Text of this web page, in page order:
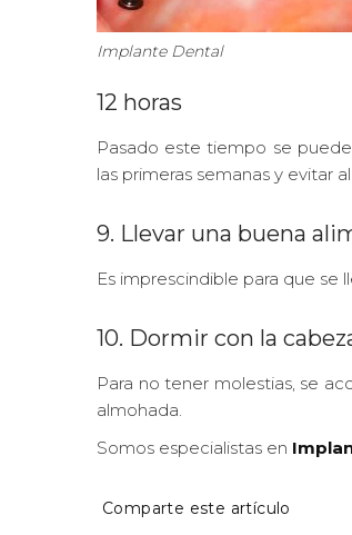
Implante Dental
12 horas
Pasado este tiempo se
las primeras semanas y evitar
9. Llevar una buena
Es imprescindible para que se
10. Dormir con la
Para no tener molestias, se
almohada.
Somos especialistas en
Comparte este artículo